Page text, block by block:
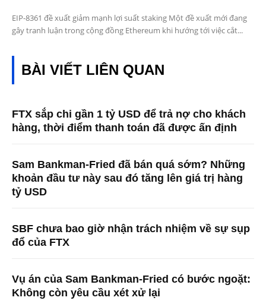
EIP-8361 đề xuất giảm mạnh lợi suất staking Một đề xuất mới đang
gây tranh luận trong cộng đồng Ethereum khi hướng tới việc cắt...
BÀI VIẾT LIÊN QUAN
FTX sắp chi gần 1 tỷ USD để trả nợ cho khách
hàng, thời điểm thanh toán đã được ấn định
Sam Bankman-Fried đã bán quá sớm? Những
khoản đầu tư này sau đó tăng lên giá trị hàng
tỷ USD
SBF chưa bao giờ nhận trách nhiệm về sự sụp
đổ của FTX
Vụ án của Sam Bankman-Fried có bước ngoặt:
Không còn yêu cầu xét xử lại